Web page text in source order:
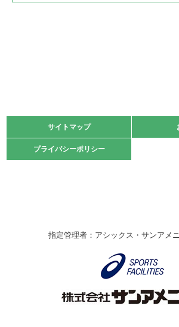
2022.05.22
緑ケ丘体育館
2021.10.23
卓球選手権大会ラージボールの部開催☆
伊丹市総合体育大会 バレーボール大会
なわとびイベントを開催しました！
サイトマップ
プライバシーポリシー
サイトマップ
プライバシーポリシー
指定管理者：アシックス・サンアメ